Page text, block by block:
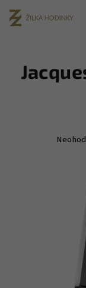
obsah